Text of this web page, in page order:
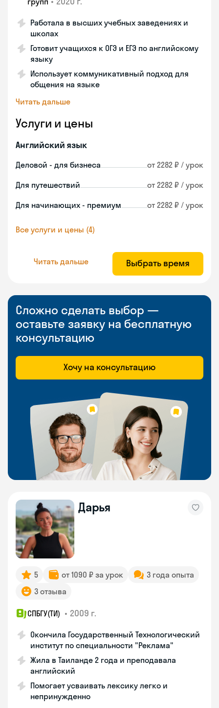
Работала в высших учебных заведениях и
школах
Готовит учащихся к ОГЭ и ЕГЭ по английскому
языку
Использует коммуникативный подход для
общения на языке
Читать дальше
Услуги и цены
Английский язык
Деловой - для бизнеса от 2282 ₽ / урок
Для путешествий от 2282 ₽ / урок
Для начинающих - премиум от 2282 ₽ / урок
Все услуги и цены (4)
Читать дальше Выбрать время
Сложно сделать выбор —
оставьте заявку на бесплатную
консультацию
Хочу на консультацию
Дарья
5 от 1090 ₽ за урок
3 года опыта
3 отзыва
СПБГУ(ТИ) • 2009 г.
Окончила Государственный Технологический
институт по специальности "Реклама"
Жила в Таиланде 2 года и преподавала
английский
Помогает усваивать лексику легко и
непринужденно